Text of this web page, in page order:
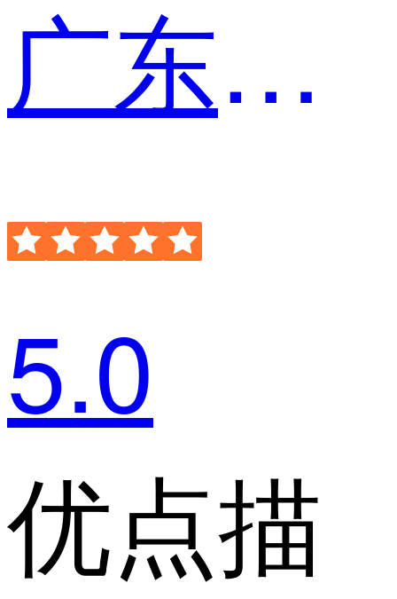
广东电声市场营销股份有限公司 产品经理
5.0
优点描